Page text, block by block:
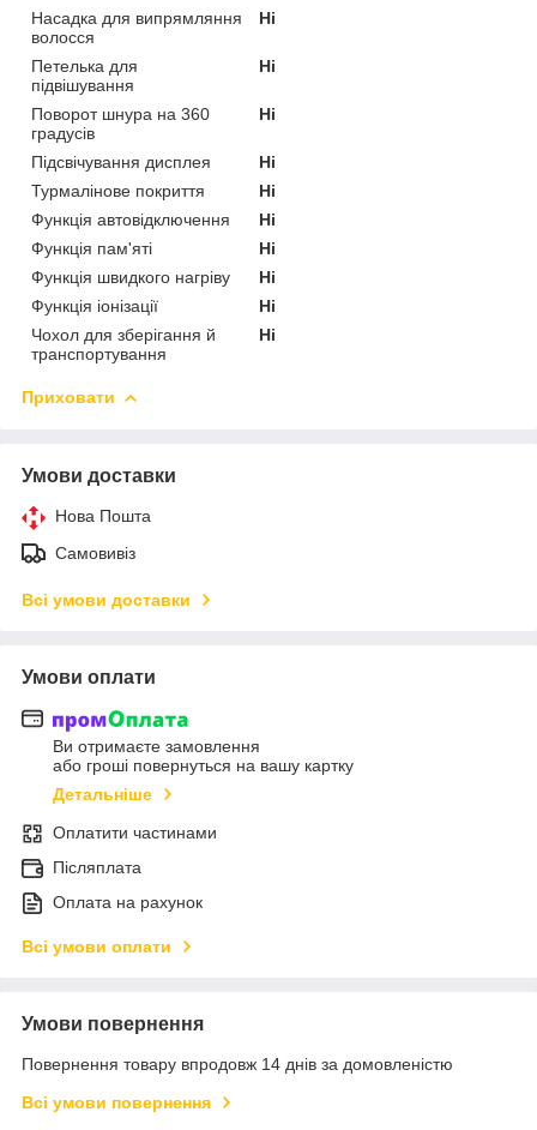
Насадка для випрямляння
волосся
Ні
Петелька для
підвішування
Ні
Поворот шнура на 360
градусів
Ні
Підсвічування дисплея
Ні
Турмалінове покриття
Ні
Функція автовідключення
Ні
Функція пам'яті
Ні
Функція швидкого нагріву
Ні
Функція іонізації
Ні
Чохол для зберігання й
транспортування
Ні
Приховати
Умови доставки
Нова Пошта
Самовивіз
Всі умови доставки
Умови оплати
Ви отримаєте замовлення
або гроші повернуться на вашу картку
Детальніше
Оплатити частинами
Післяплата
Оплата на рахунок
Всі умови оплати
Умови повернення
Повернення товару впродовж 14 днів за домовленістю
Всі умови повернення